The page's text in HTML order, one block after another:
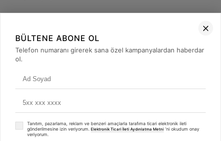
+90 (850) 473 08 08
BÜLTENE ABONE OL
Telefon numaranı girerek sana özel kampanyalardan haberdar
ol.
Tanıtım, pazarlama, reklam ve benzeri amaçlarla tarafıma ticari elektronik ileti
gönderilmesine izin veriyorum. Elektronik Ticari İleti Aydınlatma Metni 'ni okudum onay
veriyorum.